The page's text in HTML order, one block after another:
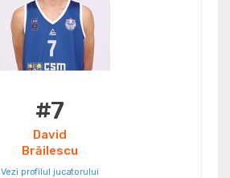
#7
David
Brăilescu
Vezi profilul jucatorului